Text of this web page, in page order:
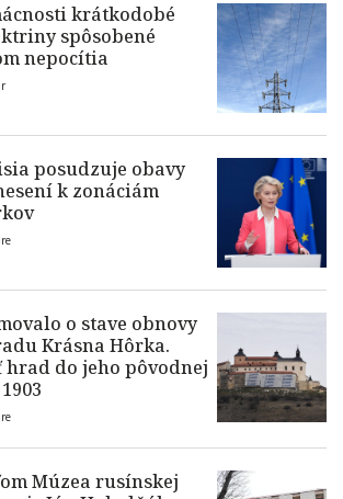
krátkodobé
spôsobené
nepocítia
posudzuje obavy
k zonáciám
o stave obnovy
Krásna Hôrka.
hrad do jeho pôvodnej
Múzea rusínskej